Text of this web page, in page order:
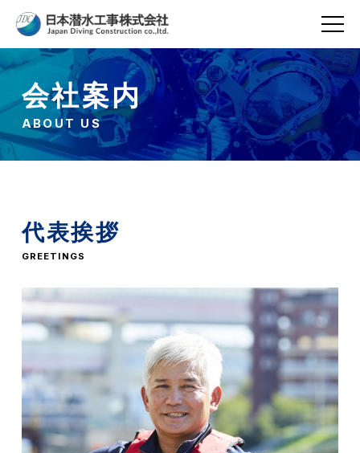
会社案内
ABOUT US
代表挨拶
GREETINGS